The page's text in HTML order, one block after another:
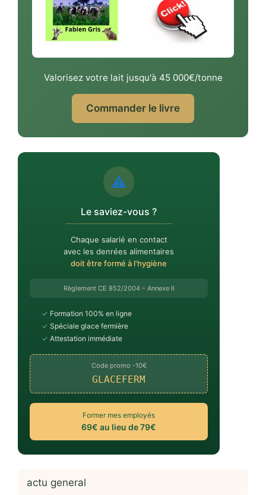
Valorisez votre lait jusqu'à 45 000€/tonne
Commander le livre
⚠️
Le saviez-vous ?
Chaque salarié en contact
avec les denrées alimentaires
doit être formé à l'hygiène
Règlement CE 852/2004 – Annexe II
✓ Formation 100% en ligne
✓ Spéciale glace fermière
✓ Attestation immédiate
Code promo -10€
GLACEFERM
Former mes employés
69€ au lieu de 79€
actu general